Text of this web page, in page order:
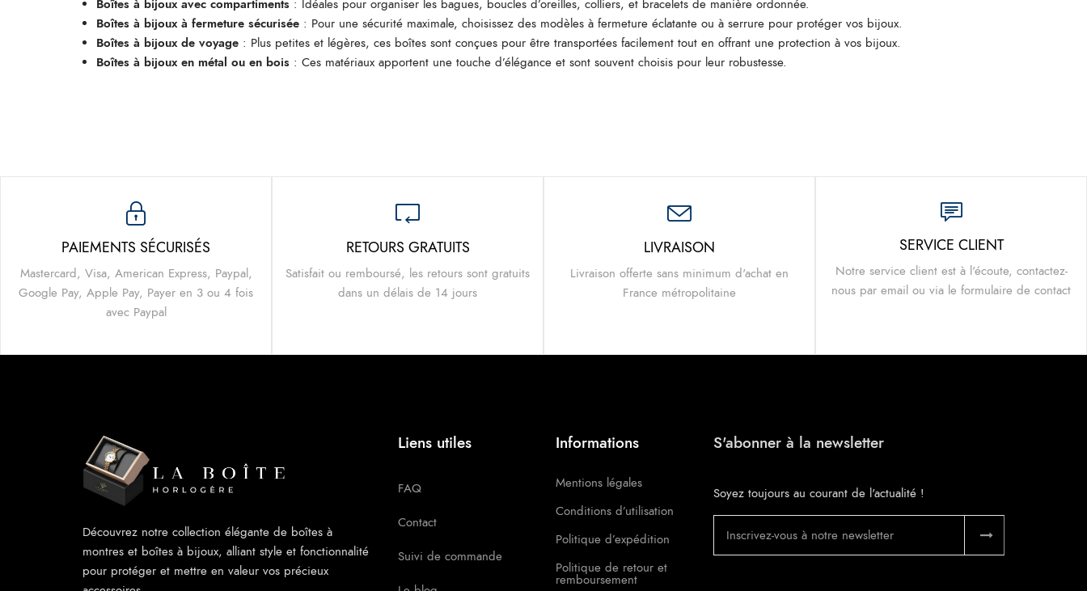
Boîtes à bijoux avec compartiments : Idéales pour organiser les bagues, boucles d’oreilles, colliers, et bracelets de manière ordonnée.
Boîtes à bijoux à fermeture sécurisée : Pour une sécurité maximale, choisissez des modèles à fermeture éclatante ou à serrure pour protéger vos bijoux.
Boîtes à bijoux de voyage : Plus petites et légères, ces boîtes sont conçues pour être transportées facilement tout en offrant une protection à vos bijoux.
Boîtes à bijoux en métal ou en bois : Ces matériaux apportent une touche d’élégance et sont souvent choisis pour leur robustesse.
PAIEMENTS SÉCURISÉS
Mastercard, Visa, American Express, Paypal,
Google Pay, Apple Pay, Payer en 3 ou 4 fois
avec Paypal
RETOURS GRATUITS
Satisfait ou remboursé, les retours sont gratuits
dans un délais de 14 jours
LIVRAISON
Livraison offerte sans minimum d'achat en
France métropolitaine
SERVICE CLIENT
Notre service client est à l'écoute, contactez-
nous par email ou via le formulaire de contact
Découvrez notre collection élégante de boîtes à
montres et boîtes à bijoux, alliant style et fonctionnalité
pour protéger et mettre en valeur vos précieux
Liens utiles
FAQ
Contact
Suivi de commande
Informations
Mentions légales
Conditions d’utilisation
Politique d’expédition
Politique de retour et
remboursement
S'abonner à la newsletter
Soyez toujours au courant de l'actualité !